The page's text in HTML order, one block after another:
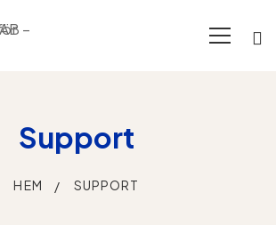
Support
HEM SUPPORT